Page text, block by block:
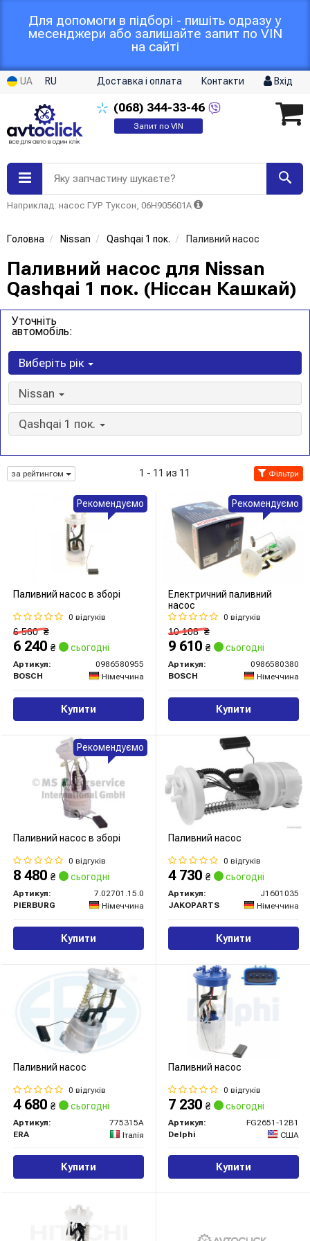
Для допомоги в підборі - пишіть одразу у
месенджери або залишайте запит по VIN
на сайті
UA RU Доставка і оплата Контакти Вхід
(068) 344-33-46
Запит по VIN
Яку запчастину шукаєте?
Наприклад: насос ГУР Туксон, 06H905601A
Головна Nissan Qashqai 1 пок. Паливний насос
Паливний насос для Nissan
Qashqai 1 пок. (Ніссан Кашкай)
Уточніть
автомобіль:
Виберіть рік
Nissan
Qashqai 1 пок.
за рейтингом 1 - 11 из 11 Фільтри
Паливний насос в зборі
0 відгуків
6 560₴
6 240 ₴ сьогодні
Артикул:
0986580955
BOSCH
Німеччина
Купити
Рекомендуємо
Електричний паливний
насос
0 відгуків
10 108₴
9 610 ₴ сьогодні
Артикул:
0986580380
BOSCH
Німеччина
Купити
Рекомендуємо
Паливний насос в зборі
0 відгуків
8 480 ₴ сьогодні
Артикул:
7.02701.15.0
PIERBURG
Німеччина
Купити
Рекомендуємо
Паливний насос
0 відгуків
4 730 ₴ сьогодні
Артикул:
J1601035
JAKOPARTS
Німеччина
Купити
Паливний насос
0 відгуків
4 680 ₴ сьогодні
Артикул:
775315A
ERA
Італія
Купити
Паливний насос
0 відгуків
7 230 ₴ сьогодні
Артикул:
FG2651-12B1
Delphi
США
Купити